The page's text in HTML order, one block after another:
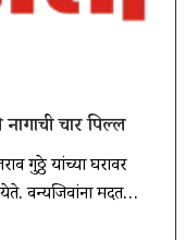
चार पिल्ल
गुठ्ठे यांच्या घरावर
वन्यजिवांना मदत